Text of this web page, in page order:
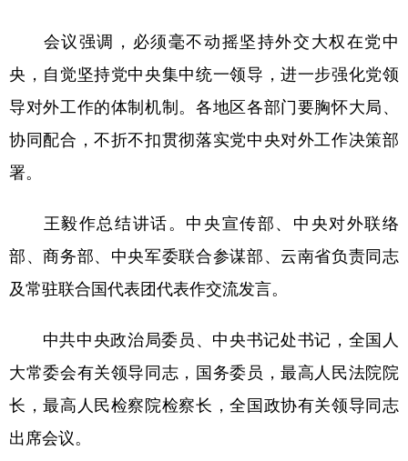
会议强调，必须毫不动摇坚持外交大权在党中
央，自觉坚持党中央集中统一领导，进一步强化党领
导对外工作的体制机制。各地区各部门要胸怀大局、
协同配合，不折不扣贯彻落实党中央对外工作决策部
署。
王毅作总结讲话。中央宣传部、中央对外联络
部、商务部、中央军委联合参谋部、云南省负责同志
及常驻联合国代表团代表作交流发言。
中共中央政治局委员、中央书记处书记，全国人
大常委会有关领导同志，国务委员，最高人民法院院
长，最高人民检察院检察长，全国政协有关领导同志
出席会议。